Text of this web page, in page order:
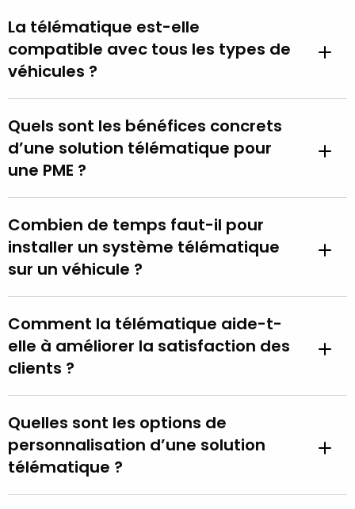
La télématique est-elle
compatible avec tous les types de
véhicules ?
Quels sont les bénéfices concrets
d’une solution télématique pour
une PME ?
Combien de temps faut-il pour
installer un système télématique
sur un véhicule ?
Comment la télématique aide-t-
elle à améliorer la satisfaction des
clients ?
Quelles sont les options de
personnalisation d’une solution
télématique ?